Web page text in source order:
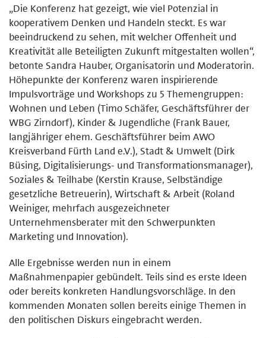
„Die Konferenz hat gezeigt, wie viel Potenzial in
kooperativem Denken und Handeln steckt. Es war
beeindruckend zu sehen, mit welcher Offenheit und
Kreativität alle Beteiligten Zukunft mitgestalten wollen“,
betonte Sandra Hauber, Organisatorin und Moderatorin.
Höhepunkte der Konferenz waren inspirierende
Impulsvorträge und Workshops zu 5 Themengruppen:
Wohnen und Leben (Timo Schäfer, Geschäftsführer der
WBG Zirndorf), Kinder & Jugendliche (Frank Bauer,
langjähriger ehem. Geschäftsführer beim AWO
Kreisverband Fürth Land e.V.), Stadt & Umwelt (Dirk
Büsing, Digitalisierungs- und Transformationsmanager),
Soziales & Teilhabe (Kerstin Krause, Selbständige
gesetzliche Betreuerin), Wirtschaft & Arbeit (Roland
Weiniger, mehrfach ausgezeichneter
Unternehmensberater mit den Schwerpunkten
Marketing und Innovation).
Alle Ergebnisse werden nun in einem
Maßnahmenpapier gebündelt. Teils sind es erste Ideen
oder bereits konkreten Handlungsvorschläge. In den
kommenden Monaten sollen bereits einige Themen in
den politischen Diskurs eingebracht werden.